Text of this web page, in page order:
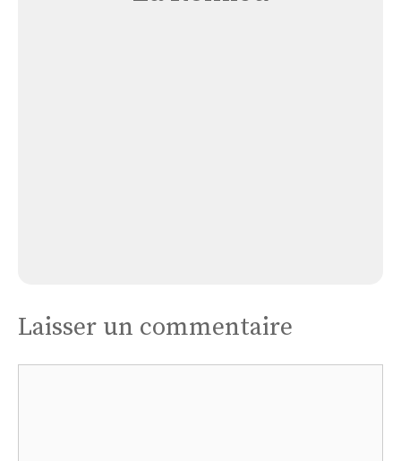
Laisser un commentaire